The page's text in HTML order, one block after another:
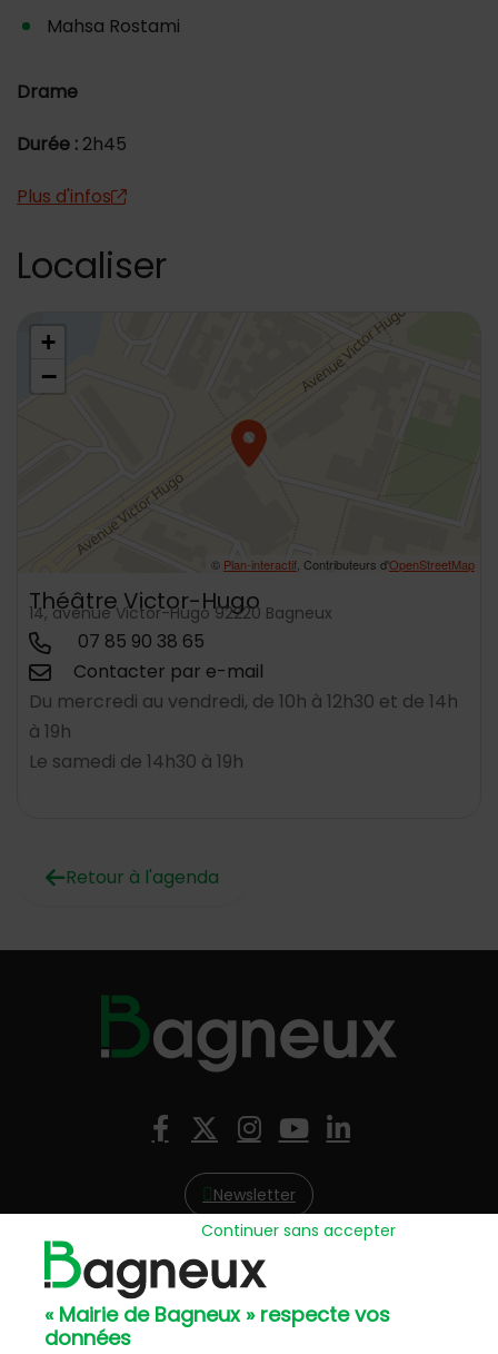
« Mairie de Bagneux » respecte vos
données
Continuer sans accepter
Mahsa Rostami
Drame
Durée : 2h45
Plus d'infos
Localiser
+
−
© Plan-interactif , Contributeurs d'OpenStreetMap
Théâtre Victor-Hugo
14, avenue Victor-Hugo 92220 Bagneux
07 85 90 38 65
Contacter par e-mail
Du mercredi au vendredi, de 10h à 12h30 et de 14h
à 19h
Le samedi de 14h30 à 19h
Retour à l'agenda
Facebook
X (Twitter)
Instagram
YouTube
LinkedIn
Newsletter
Hôtel de Ville
57, avenue Henri Ravera - 92220 Bagneux
01 42 31 60 00